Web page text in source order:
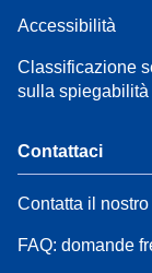
Accessibilità
Classificazione
sulla spiegabilità
Contattaci
Contatta il
FAQ: domande